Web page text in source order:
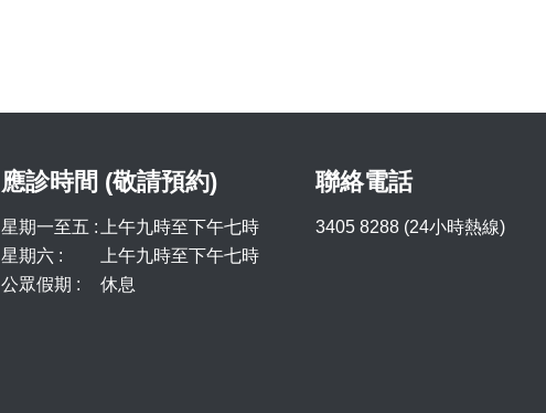
應診時間 (敬請預約)
星期一至五 :
上午九時至下午七時
星期六 :
上午九時至下午七時
公眾假期 :
休息
聯絡電話
3405 8288 (24小時熱線)